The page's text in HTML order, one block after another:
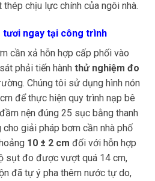
chịu lực chính của ngôi nhà.
ngay tại công trình
cần xả hỗn hợp cấp phối vào
phải tiến hành thử nghiệm đo
Chúng tôi sử dụng hình nón
để thực hiện quy trình nạp bê
nện đúng 25 sục bằng thanh
giải pháp bơm cần nhà phố
10 ± 2 cm đối với hỗn hợp
sụt đo được vượt quá 14 cm,
đã tự ý pha thêm nước tự do,